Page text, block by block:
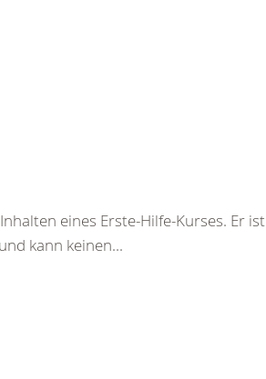
eines Erste-Hilfe-Kurses. Er ist
kann keinen...